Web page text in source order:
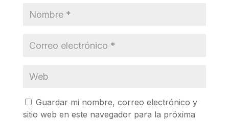
Guardar mi nombre, correo electrónico y
sitio web en este navegador para la próxima